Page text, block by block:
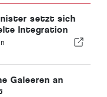
setzt sich
Integration
Einwanderern
Galeeren an